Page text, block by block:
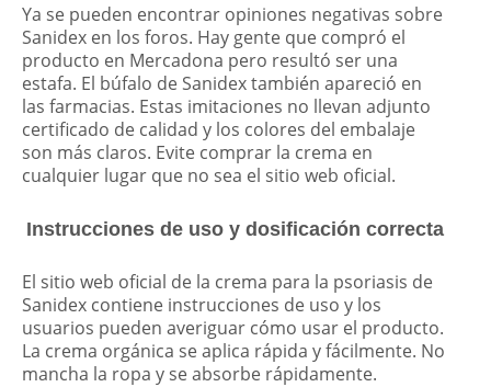
Ya se pueden encontrar opiniones negativas sobre
Sanidex en los foros. Hay gente que compró el
producto en Mercadona pero resultó ser una
estafa. El búfalo de Sanidex también apareció en
las farmacias. Estas imitaciones no llevan adjunto
certificado de calidad y los colores del embalaje
son más claros. Evite comprar la crema en
cualquier lugar que no sea el sitio web oficial.
Instrucciones de uso y dosificación correcta
El sitio web oficial de la crema para la psoriasis de
Sanidex contiene instrucciones de uso y los
usuarios pueden averiguar cómo usar el producto.
La crema orgánica se aplica rápida y fácilmente. No
mancha la ropa y se absorbe rápidamente.